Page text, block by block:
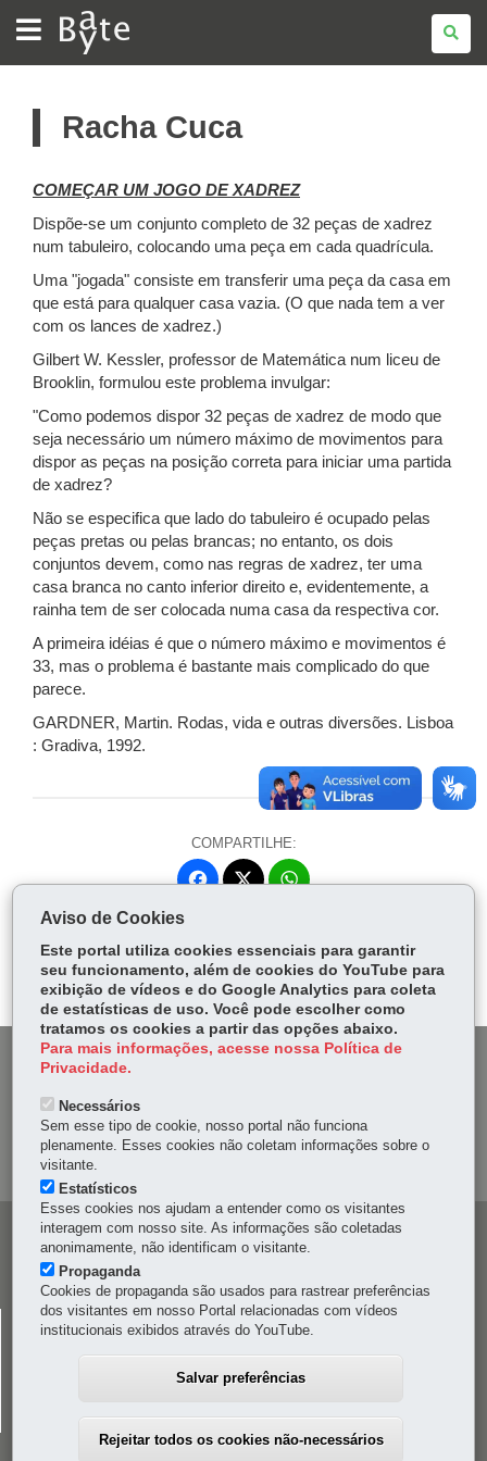
BATE
BYTE
Racha Cuca
COMEÇAR UM JOGO DE XADREZ
Dispõe-se um conjunto completo de 32 peças de xadrez
num tabuleiro, colocando uma peça em cada quadrícula.
Uma "jogada" consiste em transferir uma peça da casa em
que está para qualquer casa vazia. (O que nada tem a ver
com os lances de xadrez.)
Gilbert W. Kessler, professor de Matemática num liceu de
Brooklin, formulou este problema invulgar:
"Como podemos dispor 32 peças de xadrez de modo que
seja necessário um número máximo de movimentos para
dispor as peças na posição correta para iniciar uma partida
de xadrez?
Não se especifica que lado do tabuleiro é ocupado pelas
peças pretas ou pelas brancas; no entanto, os dois
conjuntos devem, como nas regras de xadrez, ter uma
casa branca no canto inferior direito e, evidentemente, a
rainha tem de ser colocada numa casa da respectiva cor.
A primeira idéias é que o número máximo e movimentos é
33, mas o problema é bastante mais complicado do que
parece.
GARDNER, Martin. Rodas, vida e outras diversões. Lisboa
: Gradiva, 1992.
COMPARTILHE:
Fa
ok
itt
er
W
Ap
p
DENUNCIE CORRUPÇÃO
OUVIDORIA
Navegação
principal
CELEPAR
Rua Mateus Leme, 1561 - Bom Retiro-80520-174-Curitiba
MAPA
41 3200-5000
Aviso de Cookies
Este portal utiliza cookies essenciais para garantir
seu funcionamento, além de cookies do YouTube para
exibição de vídeos e do Google Analytics para coleta
de estatísticas de uso. Você pode escolher como
tratamos os cookies a partir das opções abaixo.
Para mais informações, acesse nossa Política de
Privacidade.
Necessários
Sem esse tipo de cookie, nosso portal não funciona
plenamente. Esses cookies não coletam informações sobre o
visitante.
Estatísticos
Esses cookies nos ajudam a entender como os visitantes
interagem com nosso site. As informações são coletadas
anonimamente, não identificam o visitante.
Propaganda
Cookies de propaganda são usados para rastrear preferências
dos visitantes em nosso Portal relacionadas com vídeos
institucionais exibidos através do YouTube.
Salvar preferências
Rejeitar todos os cookies não-necessários